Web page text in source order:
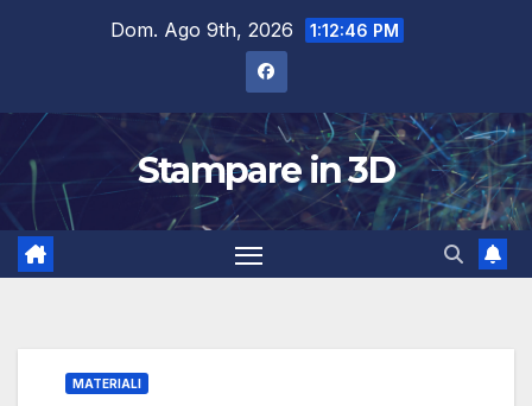
Dom. Ago 9th, 2026 1:12:47 PM
Stampare in 3D
MATERIALI